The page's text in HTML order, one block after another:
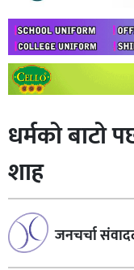
धर्मकाे बाटाे
शाह
जनचर्चा